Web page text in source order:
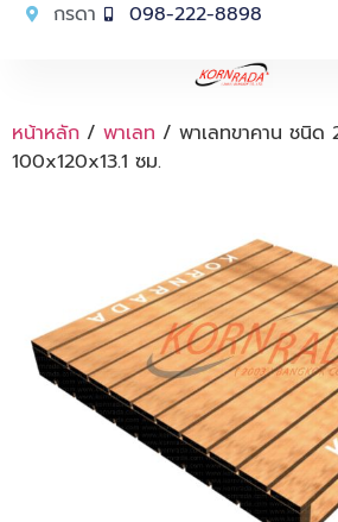
กรดา 098-222-8898
หน้าหลัก / พาเลท / พาเลทขาคาน ชนิด
100x120x13.1 ซม.